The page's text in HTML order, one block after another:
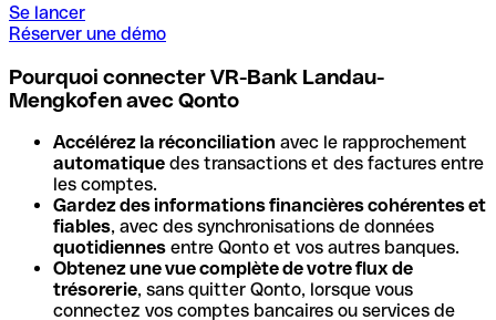
Se lancer
Réserver une démo
Pourquoi connecter VR-Bank Landau-
Mengkofen avec Qonto
Accélérez la réconciliation avec le rapprochement
automatique des transactions et des factures entre
les comptes.
Gardez des informations financières cohérentes et
fiables, avec des synchronisations de données
quotidiennes entre Qonto et vos autres banques.
Obtenez une vue complète de votre flux de
trésorerie, sans quitter Qonto, lorsque vous
connectez vos comptes bancaires ou services de